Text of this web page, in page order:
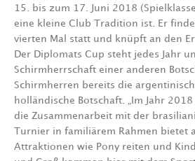
15. bis zum 17. Juni 2018
eine kleine Club Tradition ist. Er
vierten Mal statt und knüpft an den
Der Diplomats Cup steht jedes Jahr
Schirmherrschaft einer anderen
Schirmherren bereits die
holländische Botschaft. „Im Jahr
die Zusammenarbeit mit der
Turnier in familiärem Rahmen bietet
Attraktionen wie Pony reiten und